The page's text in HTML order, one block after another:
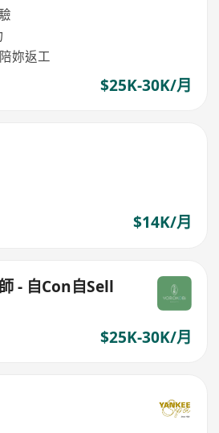
妳返工
$25K-30K/月
$14K/月
- 自Con自Sell
$25K-30K/月